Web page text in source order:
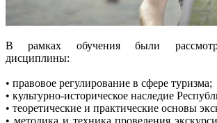
В рамках обучения были
дисциплины:
• правовое регулирование в сфере туризма;
• культурно-историческое наследие
• теоретические и практические основы
• методика и техника проведения